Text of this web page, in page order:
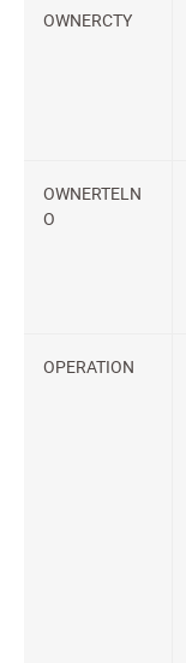
OWNERCTY
OWNERTELN
O
OPERATION